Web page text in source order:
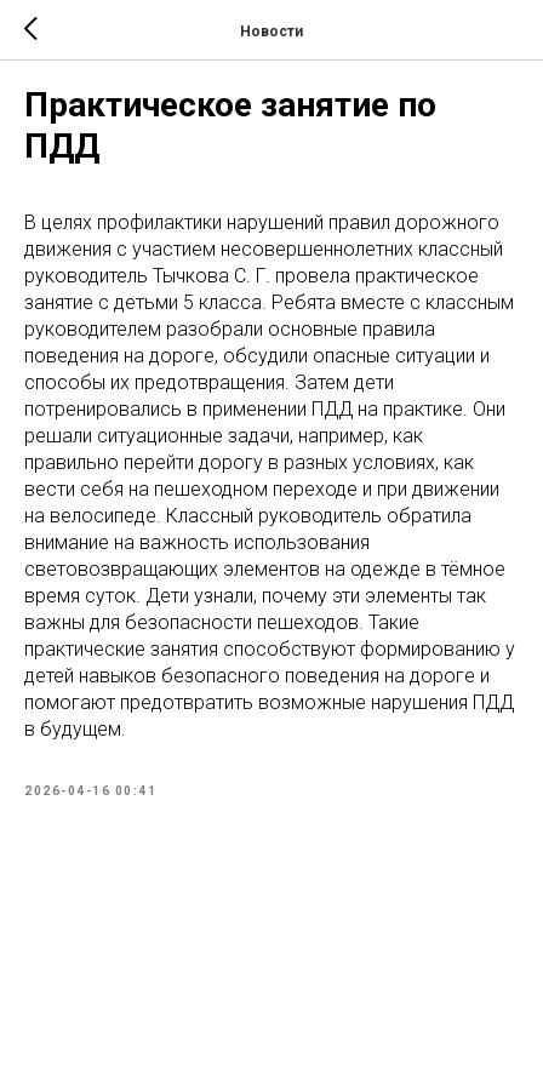
Новости
Практическое занятие по
ПДД
В целях профилактики нарушений правил дорожного
движения с участием несовершеннолетних классный
руководитель Тычкова С. Г. провела практическое
занятие с детьми 5 класса. Ребята вместе с классным
руководителем разобрали основные правила
поведения на дороге, обсудили опасные ситуации и
способы их предотвращения. Затем дети
потренировались в применении ПДД на практике. Они
решали ситуационные задачи, например, как
правильно перейти дорогу в разных условиях, как
вести себя на пешеходном переходе и при движении
на велосипеде. Классный руководитель обратила
внимание на важность использования
световозвращающих элементов на одежде в тёмное
время суток. Дети узнали, почему эти элементы так
важны для безопасности пешеходов. Такие
практические занятия способствуют формированию у
детей навыков безопасного поведения на дороге и
помогают предотвратить возможные нарушения ПДД
в будущем.
2026-04-16 00:41